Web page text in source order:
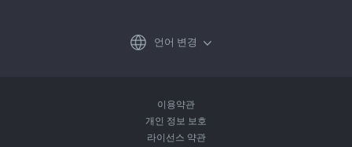
언어 변경
이용약관
개인 정보 보호
라이선스 약관